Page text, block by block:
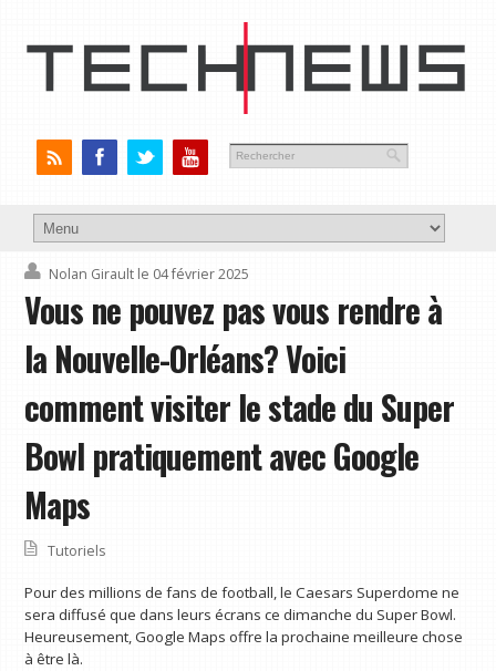
Nolan Girault le 04 février 2025
Vous ne pouvez pas vous rendre à
la Nouvelle-Orléans? Voici
comment visiter le stade du Super
Bowl pratiquement avec Google
Maps
Tutoriels
Pour des millions de fans de football, le Caesars Superdome ne
sera diffusé que dans leurs écrans ce dimanche du Super Bowl.
Heureusement, Google Maps offre la prochaine meilleure chose
à être là.